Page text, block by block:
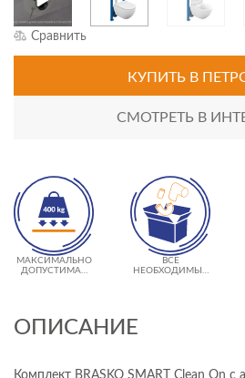
Сравнить
КУПИТЬ В
СМОТРЕТЬ В
МАКСИМАЛЬНО
ДОПУСТИМАЯ
ВСЕ
НЕОБХОДИМЫЕ
ОПИСАНИЕ
Комплект BRASKO SMART Clean On с